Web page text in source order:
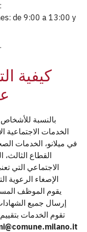
de 9:00 a 13:00 y
كيفية
بالنسبة
القطاع
الاجتماعي التي
الإصغاء الرعوية
إرسال جميع
تقوم الخدمات